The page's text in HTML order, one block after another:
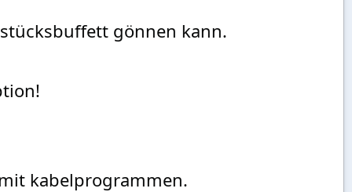
gönnen kann.
kabelprogrammen.